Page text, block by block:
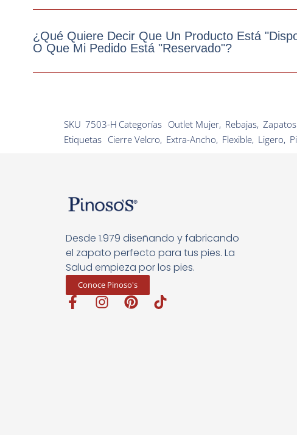
¿Qué Quiere Decir Que Un Producto Está
O Que Mi Pedido Está "Reservado"?
SKU 7503-H Categorías Outlet Mujer, Rebajas,
Etiquetas Cierre Velcro, Extra-Ancho, Flexible, Ligero,
Desde 1.979 diseñando y fabricando
el zapato perfecto para tus pies. La
Salud empieza por los pies.
Conoce Pinoso's